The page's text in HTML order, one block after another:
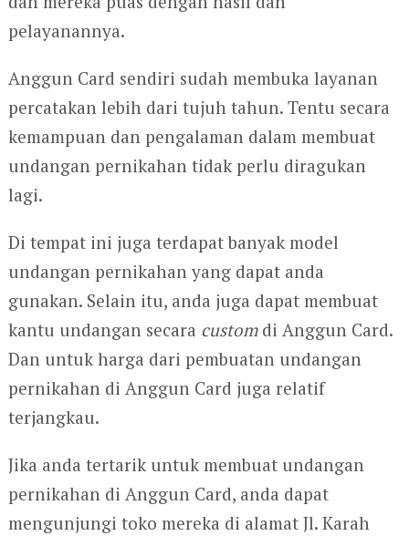
pelayanannya.
Anggun Card sendiri sudah membuka layanan
percatakan lebih dari tujuh tahun. Tentu secara
kemampuan dan pengalaman dalam membuat
undangan pernikahan tidak perlu diragukan
lagi.
Di tempat ini juga terdapat banyak model
undangan pernikahan yang dapat anda
gunakan. Selain itu, anda juga dapat membuat
kantu undangan secara customdi Anggun Card.
Dan untuk harga dari pembuatan undangan
pernikahan di Anggun Card juga relatif
terjangkau.
Jika anda tertarik untuk membuat undangan
pernikahan di Anggun Card, anda dapat
mengunjungi toko mereka di alamat Jl. Karah